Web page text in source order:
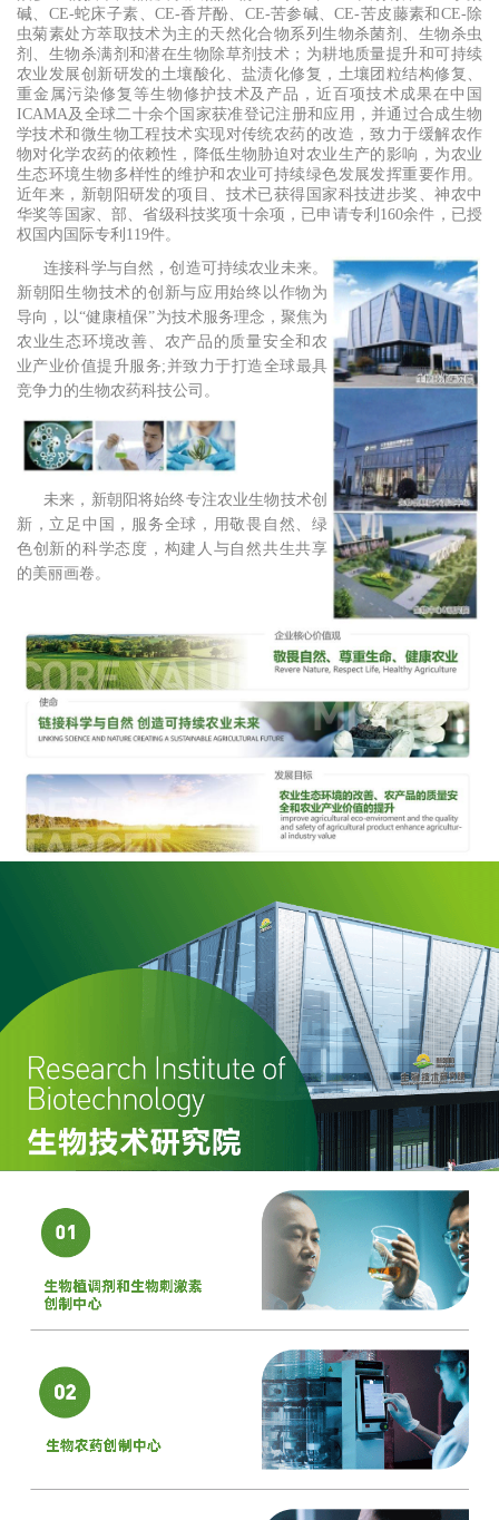
碱、CE-蛇床子素、CE-香芹酚、CE-苦参碱、CE-苦皮藤素和CE-除
虫菊素处方萃取技术为主的天然化合物系列生物杀菌剂、生物杀虫
剂、生物杀满剂和潜在生物除草剂技术；为耕地质量提升和可持续
农业发展创新研发的土壤酸化、盐渍化修复，土壤团粒结构修复、
重金属污染修复等生物修护技术及产品，近百项技术成果在中国
ICAMA及全球二十余个国家获准登记注册和应用，并通过合成生物
学技术和微生物工程技术实现对传统农药的改造，致力于缓解农作
物对化学农药的依赖性，降低生物胁迫对农业生产的影响，为农业
生态环境生物多样性的维护和农业可持续绿色发展发挥重要作用。
近年来，新朝阳研发的项目、技术已获得国家科技进步奖、神农中
华奖等国家、部、省级科技奖项十余项，已申请专利160余件，已授
权国内国际专利119件。
连接科学与自然，创造可持续农业未来。
新朝阳生物技术的创新与应用始终以作物为
导向，以“健康植保”为技术服务理念，聚焦为
农业生态环境改善、农产品的质量安全和农
业产业价值提升服务;并致力于打造全球最具
竞争力的生物农药科技公司。
未来，新朝阳将始终专注农业生物技术创
新，立足中国，服务全球，用敬畏自然、绿
色创新的科学态度，构建人与自然共生共享
的美丽画卷。